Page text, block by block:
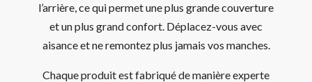
l’arrière, ce qui permet une plus grande couverture
et un plus grand confort. Déplacez-vous avec
aisance et ne remontez plus jamais vos manches.
Chaque produit est fabriqué de manière experte